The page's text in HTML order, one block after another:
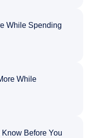
While Spending
While
Before You